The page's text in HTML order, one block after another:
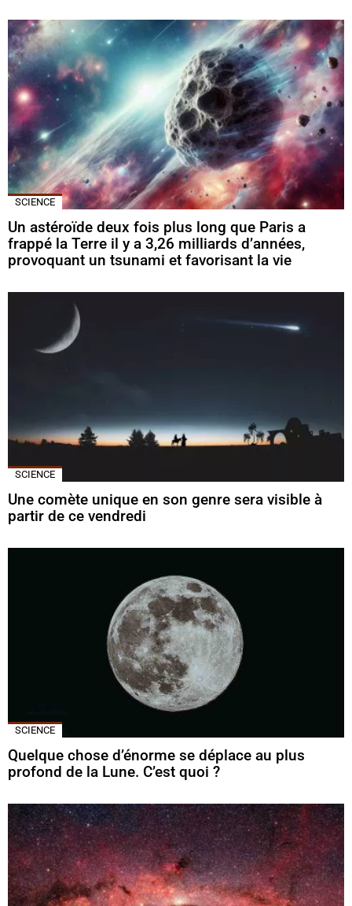
SCIENCE
Un astéroïde deux fois plus long que Paris a
frappé la Terre il y a 3,26 milliards d’années,
provoquant un tsunami et favorisant la vie
SCIENCE
Une comète unique en son genre sera visible à
partir de ce vendredi
SCIENCE
Quelque chose d’énorme se déplace au plus
profond de la Lune. C’est quoi ?